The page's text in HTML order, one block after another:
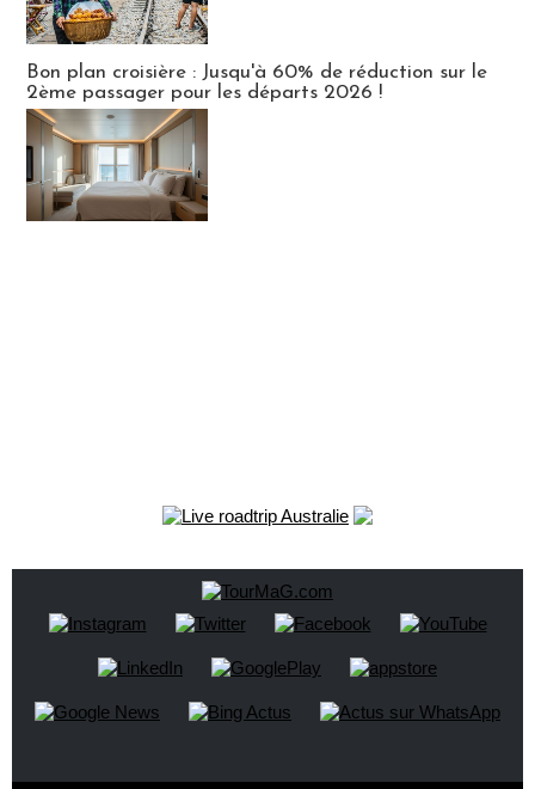
Bon plan croisière : Jusqu'à 60% de réduction sur le
2ème passager pour les départs 2026 !